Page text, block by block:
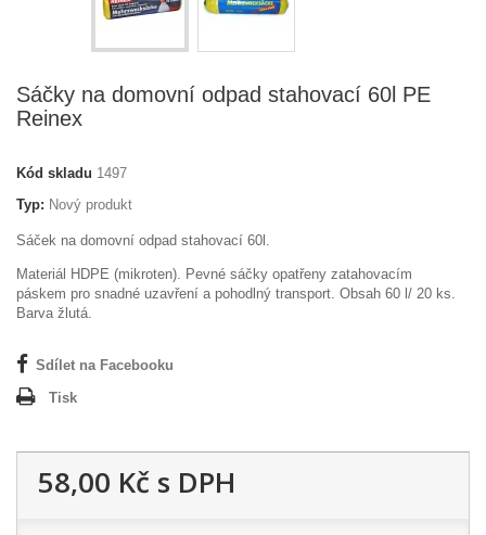
Sáčky na domovní odpad stahovací 60l PE
Reinex
Kód skladu 1497
Typ: Nový produkt
Sáček na domovní odpad stahovací 60l.
Materiál HDPE (mikroten). Pevné sáčky opatřeny zatahovacím
páskem pro snadné uzavření a pohodlný transport. Obsah 60 l/ 20 ks.
Barva žlutá.
Sdílet na Facebooku
Tisk
58,00 Kč s DPH